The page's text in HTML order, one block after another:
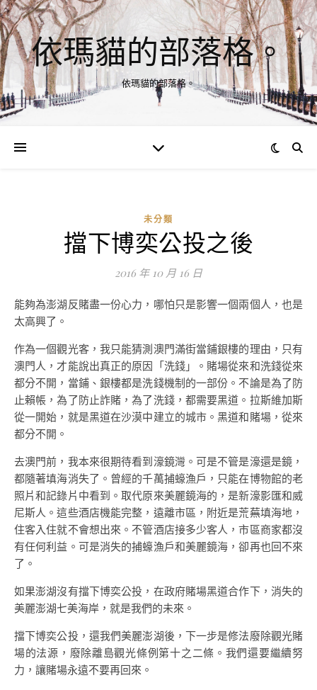
依瑪貓的部落格。
依瑪貓的部落格。
未分類
擋下博奕公投之後
2016 年 10 月 16 日
能夠為澎湖反賭盡一份心力，哪怕只是影響一個兩個人，也是
太高興了。
作為一個觀光客，我只能猜測澳門滿街當鋪銀樓的理由，只有
澳門人，才能說出真正的原因「洗錢」。賭場從來和洗錢從來
都分不開，當鋪、銀樓都是洗錢機制的一部份。不論是為了防
止賴帳，為了防止詐賭，為了洗錢，都需要黑道。拉斯維加斯
從一開始，就是黑道在沙漠中建立的城市。黑道和賭場，從來
都分不開。
去澳門前，我本來很期待看到濠鏡灣。可是不管是濠還是鏡，
都隨著填海消失了。曾經的千萬捕蠔漁戶，只能在博物館的老
照片和記錄片中看到。取代原來美麗鏡海的，是新濠影匯和威
尼斯人。這些酒店機能完整，遠離市區，附近是荒蕪填海地，
住客入住就不會想出來。不管酒店接多少客人，市區商家都沒
有任何利益。可是消失的捕蠔漁戶和美麗鏡海，卻再也回不來
了。
如果澎湖沒有擋下博奕公投，在政府賭場黑道合作下，消失的
美麗澎湖七美海岸，就是我們的未來。
擋下博奕公投，還我們美麗澎湖後，下一步是修法廢除觀光賭
場的法源，廢除離島觀光條例第十之二條。我們還要繼續努
力，讓賭場永遠不要再回來。